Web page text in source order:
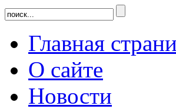
Главная
О сайте
Новости